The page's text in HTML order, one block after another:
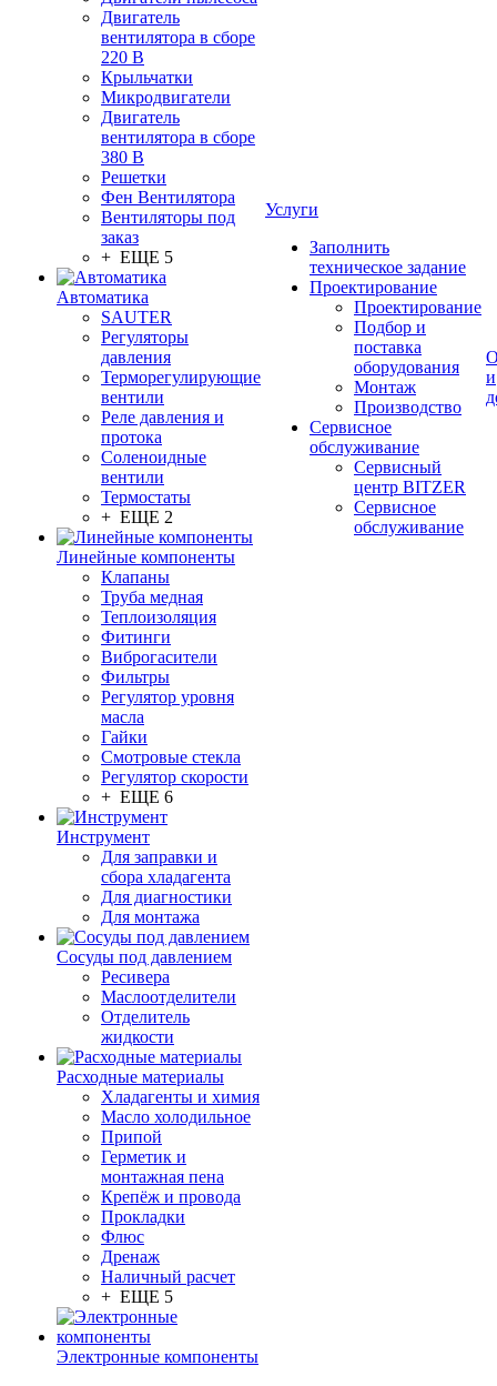
Двигатель
вентилятора в сборе
220 В
Крыльчатки
Микродвигатели
Двигатель
вентилятора в сборе
380 В
Решетки
Фен Вентилятора
Вентиляторы под
заказ
+ ЕЩЕ 5
Автоматика
SAUTER
Регуляторы
давления
Терморегулирующие
вентили
Реле давления и
протока
Соленоидные
вентили
Термостаты
+ ЕЩЕ 2
Линейные компоненты
Клапаны
Труба медная
Теплоизоляция
Фитинги
Виброгасители
Фильтры
Регулятор уровня
масла
Гайки
Смотровые стекла
Регулятор скорости
+ ЕЩЕ 6
Инструмент
Для заправки и
сбора хладагента
Для диагностики
Для монтажа
Сосуды под давлением
Ресивера
Маслоотделители
Отделитель
жидкости
Расходные материалы
Хладагенты и химия
Масло холодильное
Припой
Герметик и
монтажная пена
Крепёж и провода
Прокладки
Флюс
Дренаж
Наличный расчет
+ ЕЩЕ 5
Электронные компоненты
Услуги
Заполнить
техническое задание
Проектирование
Проектирование
Подбор и
поставка
оборудования
Монтаж
Производство
Сервисное
обслуживание
Сервисный
центр BITZER
Сервисное
обслуживание
и